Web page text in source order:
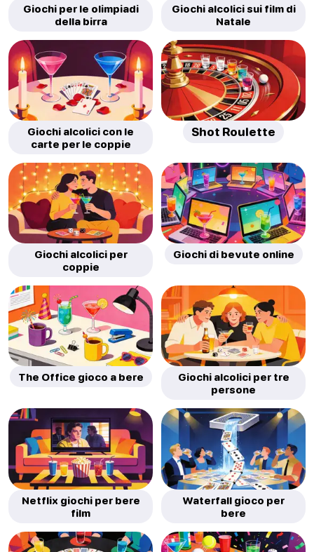
Giochi per le olimpiadi
della birra
Giochi alcolici sui film di
Natale
Giochi alcolici con le
carte per le coppie
Shot Roulette
Giochi alcolici per
coppie
Giochi di bevute online
The Office gioco a bere
Giochi alcolici per tre
persone
Netflix giochi per bere
film
Waterfall gioco per
bere